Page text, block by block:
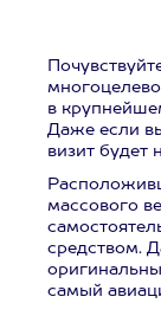
в
Даже если
визит будет
массового
средством.
самый